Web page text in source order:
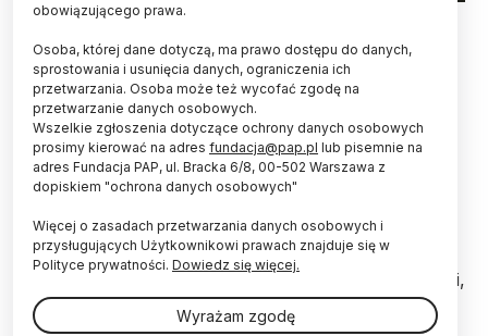
Fot. PAP/ Artur Reszko 13.02.2016
W przyszłym roku będą widoczne skutki działań
naprawczych, jakie zostały podjęte na obszarze
dwóch trzecich Puszczy Białowieskiej - uważa
minister środowiska. Jan Szyszko powiedział we
wtorek, że "liczymy straty, również finansowe",
na pozostałym obszarze Puszczy.
"Jedna trzecia puszczy została pozostawiona samej
sobie, a na dwóch trzecich rozpoczęliśmy działania
naprawcze. Już w przyszłym roku będziemy widzieli,
jakie są skutki naszych działań" - mówił Szyszko we
wtorek w TVP1.
obowiązującego prawa.
Osoba, której dane dotyczą, ma prawo dostępu do danych,
sprostowania i usunięcia danych, ograniczenia ich
przetwarzania. Osoba może też wycofać zgodę na
przetwarzanie danych osobowych.
Wszelkie zgłoszenia dotyczące ochrony danych osobowych
prosimy kierować na adres fundacja@pap.pl lub pisemnie na
adres Fundacja PAP, ul. Bracka 6/8, 00-502 Warszawa z
dopiskiem "ochrona danych osobowych"
Więcej o zasadach przetwarzania danych osobowych i
przysługujących Użytkownikowi prawach znajduje się w
Polityce prywatności. Dowiedz się więcej.
Wyrażam zgodę